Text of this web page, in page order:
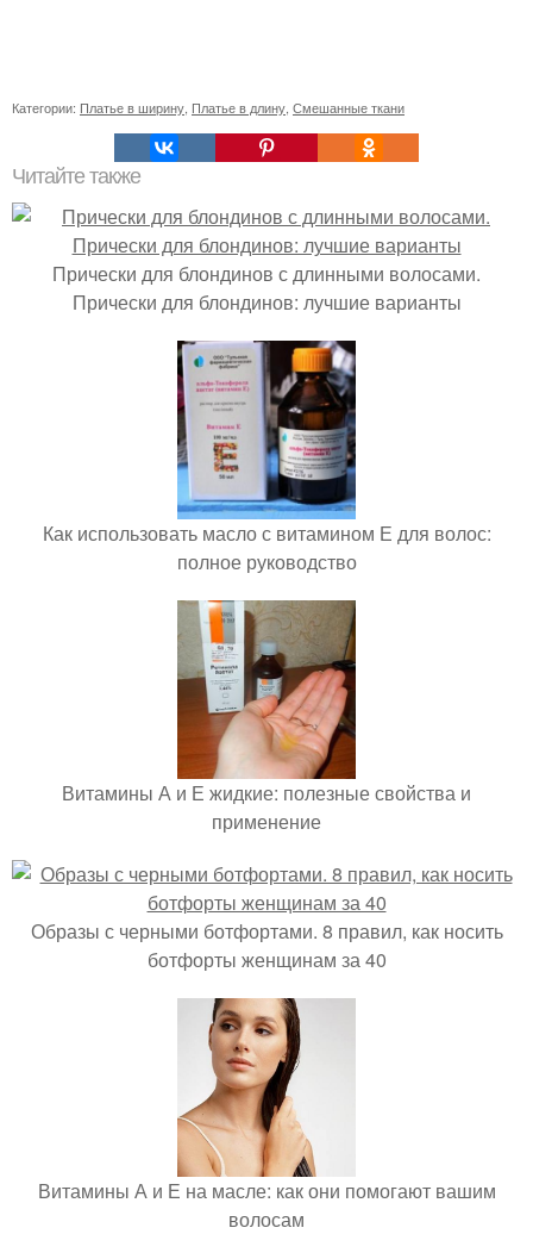
Категории: Платье в ширину Платье в длину Смешанные ткани
Читайте также
Прически для блондинов с длинными волосами.
Прически для блондинов: лучшие варианты
Как использовать масло с витамином Е для волос:
полное руководство
Витамины А и Е жидкие: полезные свойства и
применение
Образы с черными ботфортами. 8 правил, как носить
ботфорты женщинам за 40
Витамины А и Е на масле: как они помогают вашим
волосам